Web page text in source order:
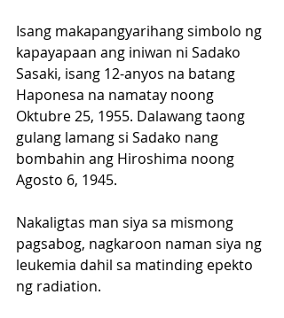
Isang makapangyarihang simbolo ng
kapayapaan ang iniwan ni Sadako
Sasaki, isang 12-anyos na batang
Haponesa na namatay noong
Oktubre 25, 1955. Dalawang taong
gulang lamang si Sadako nang
bombahin ang Hiroshima noong
Agosto 6, 1945.
Nakaligtas man siya sa mismong
pagsabog, nagkaroon naman siya ng
leukemia dahil sa matinding epekto
ng radiation.